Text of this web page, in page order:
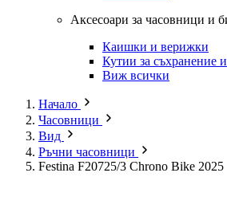
Аксесоари за часовници и
Каишки и верижки
Кутии за съхранение
Виж всички
Начало
Часовници
Вид
Ръчни часовници
Festina F20725/3 Chrono Bike 2025